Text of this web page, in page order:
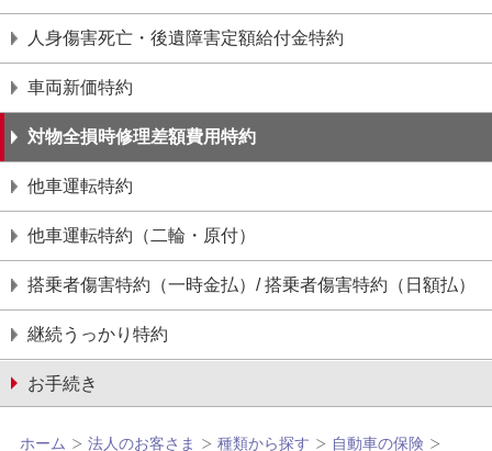
⼈⾝傷害死亡・後遺障害定額給付⾦特約
⾞両新価特約
対物全損時修理差額費⽤特約
他⾞運転特約
他⾞運転特約（⼆輪・原付）
搭乗者傷害特約（一時金払）/ 搭乗者傷害特約（日額払）
継続うっかり特約
お手続き
ホーム 法人のお客さま 種類から探す 自動車の保険